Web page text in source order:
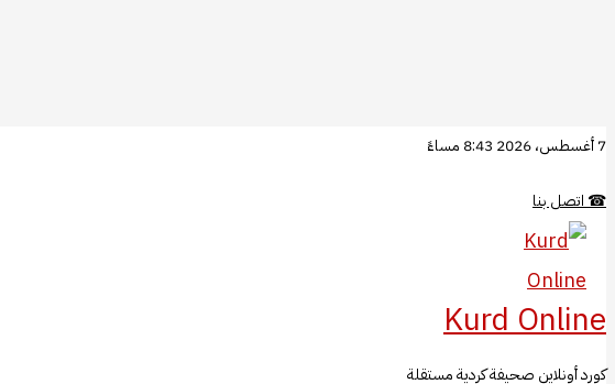
تخطي
المحتوى
7 أغسطس، 2026 8:43 مساءً
☎ اتصل بنا
Kurd Online
كورد أونلاين صحيفة كردية مستقلة